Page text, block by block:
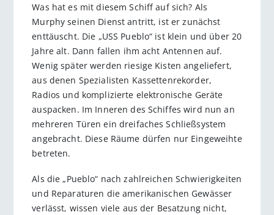
Was hat es mit diesem Schiff auf sich? Als
Murphy seinen Dienst antritt, ist er zunächst
enttäuscht. Die „USS Pueblo“ ist klein und über 20
Jahre alt. Dann fallen ihm acht Antennen auf.
Wenig später werden riesige Kisten angeliefert,
aus denen Spezialisten Kassettenrekorder,
Radios und komplizierte elektronische Geräte
auspacken. Im Inneren des Schiffes wird nun an
mehreren Türen ein dreifaches Schließsystem
angebracht. Diese Räume dürfen nur Eingeweihte
betreten.
Als die „Pueblo“ nach zahlreichen Schwierigkeiten
und Reparaturen die amerikanischen Gewässer
verlässt, wissen viele aus der Besatzung nicht,